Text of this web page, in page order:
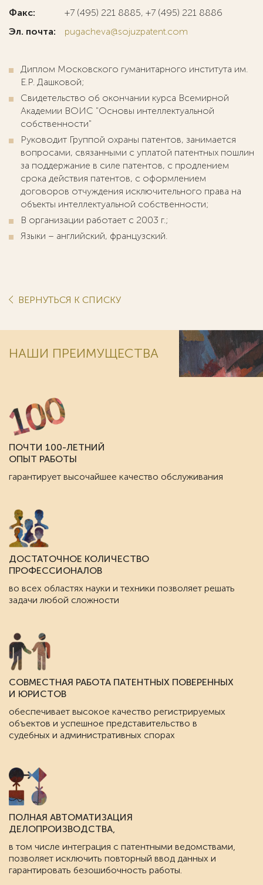
Факс:
+7 (495) 221 8885, +7 (495) 221 8886
Эл. почта:
pugacheva@sojuzpatent.com
Диплом Московского гуманитарного института им.
Е.Р. Дашковой;
Свидетельство об окончании курса Всемирной
Академии ВОИС "Основы интеллектуальной
собственности"
Руководит Группой охраны патентов, занимается
вопросами, связанными с уплатой патентных пошлин
за поддержание в силе патентов, с продлением
срока действия патентов, с оформлением
договоров отчуждения исключительного права на
объекты интеллектуальной собственности;
В организации работает с 2003 г.;
Языки – английский, французский.
ВЕРНУТЬСЯ К СПИСКУ
НАШИ ПРЕИМУЩЕСТВА
ПОЧТИ 100-ЛЕТНИЙ
ОПЫТ РАБОТЫ
гарантирует высочайшее качество обслуживания
ДОСТАТОЧНОЕ КОЛИЧЕСТВО
ПРОФЕССИОНАЛОВ
во всех областях науки и техники позволяет решать
задачи любой сложности
СОВМЕСТНАЯ РАБОТА ПАТЕНТНЫХ ПОВЕРЕННЫХ
И ЮРИСТОВ
обеспечивает высокое качество регистрируемых
объектов и успешное представительство в
судебных и административных спорах
ПОЛНАЯ АВТОМАТИЗАЦИЯ
ДЕЛОПРОИЗВОДСТВА,
в том числе интеграция с патентными ведомствами,
позволяет исключить повторный ввод данных и
гарантировать безошибочность работы.